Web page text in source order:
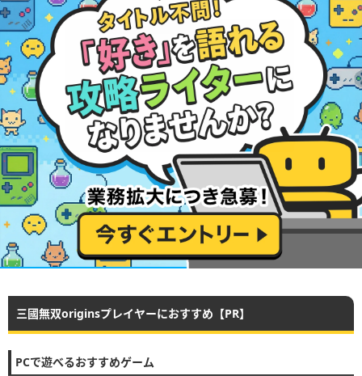
三國無双originsプレイヤーにおすすめ【PR】
PCで遊べるおすすめゲーム